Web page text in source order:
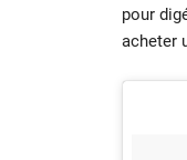
pour
acheter